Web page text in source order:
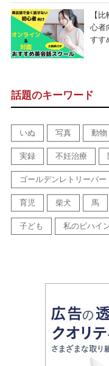
【
心者
すす
話題のキーワード
いぬ 写真 動物
実録 不妊治療
ゴールデンレトリーバー
育児 柴犬 馬
子ども 私のビハイ